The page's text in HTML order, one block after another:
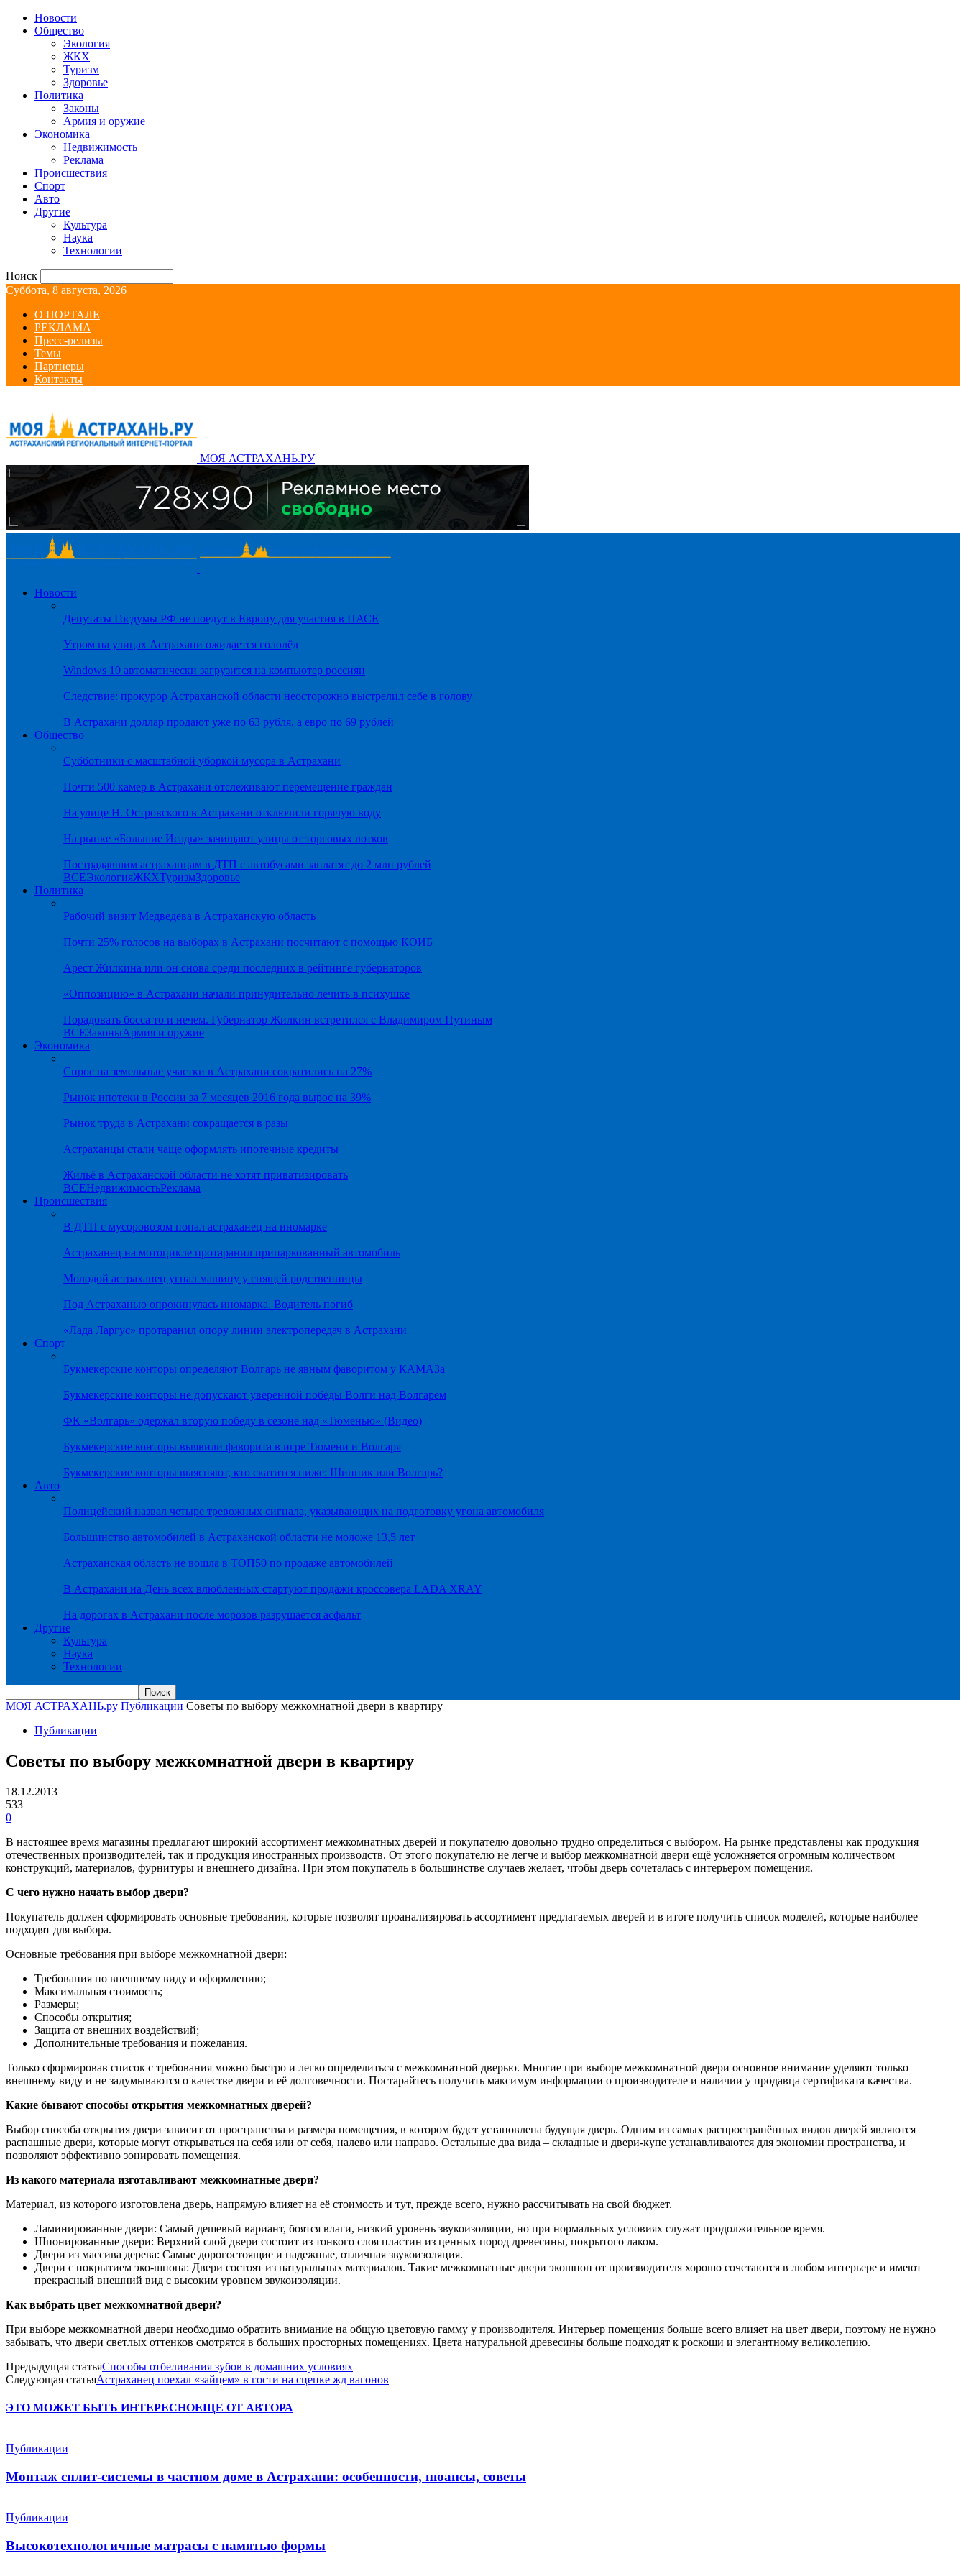
Новости
Общество
Экология
ЖКХ
Туризм
Здоровье
Политика
Законы
Армия и оружие
Экономика
Недвижимость
Реклама
Происшествия
Спорт
Авто
Другие
Культура
Наука
Технологии
Поиск
Суббота, 8 августа, 2026
О ПОРТАЛЕ
РЕКЛАМА
Пресс-релизы
Темы
Партнеры
Контакты
МОЯ АСТРАХАНЬ.РУ
Новости
Депутаты Госдумы РФ не поедут в Европу для участия в ПАСЕ
Утром на улицах Астрахани ожидается гололёд
Windows 10 автоматически загрузится на компьютер россиян
Следствие: прокурор Астраханской области неосторожно выстрелил себе в голову
В Астрахани доллар продают уже по 63 рубля, а евро по 69 рублей
Общество
Субботники с масштабной уборкой мусора в Астрахани
Почти 500 камер в Астрахани отслеживают перемещение граждан
На улице Н. Островского в Астрахани отключили горячую воду
На рынке «Большие Исады» зачищают улицы от торговых лотков
Пострадавшим астраханцам в ДТП с автобусами заплатят до 2 млн рублей
ВСЕЭкологияЖКХТуризмЗдоровье
Политика
Рабочий визит Медведева в Астраханскую область
Почти 25% голосов на выборах в Астрахани посчитают с помощью КОИБ
Арест Жилкина или он снова среди последних в рейтинге губернаторов
«Оппозицию» в Астрахани начали принудительно лечить в психушке
Порадовать босса то и нечем. Губернатор Жилкин встретился с Владимиром Путиным
ВСЕЗаконыАрмия и оружие
Экономика
Спрос на земельные участки в Астрахани сократились на 27%
Рынок ипотеки в России за 7 месяцев 2016 года вырос на 39%
Рынок труда в Астрахани сокращается в разы
Астраханцы стали чаще оформлять ипотечные кредиты
Жильё в Астраханской области не хотят приватизировать
ВСЕНедвижимостьРеклама
Происшествия
В ДТП с мусоровозом попал астраханец на иномарке
Астраханец на мотоцикле протаранил припаркованный автомобиль
Молодой астраханец угнал машину у спящей родственницы
Под Астраханью опрокинулась иномарка. Водитель погиб
«Лада Ларгус» протаранил опору линии электропередач в Астрахани
Спорт
Букмекерские конторы определяют Волгарь не явным фаворитом у КАМАЗа
Букмекерские конторы не допускают уверенной победы Волги над Волгарем
ФК «Волгарь» одержал вторую победу в сезоне над «Тюменью» (Видео)
Букмекерские конторы выявили фаворита в игре Тюмени и Волгаря
Букмекерские конторы выясняют, кто скатится ниже: Шинник или Волгарь?
Авто
Полицейский назвал четыре тревожных сигнала, указывающих на подготовку угона автомобиля
Большинство автомобилей в Астраханской области не моложе 13,5 лет
Астраханская область не вошла в ТОП50 по продаже автомобилей
В Астрахани на День всех влюбленных стартуют продажи кроссовера LADA XRAY
На дорогах в Астрахани после морозов разрушается асфальт
Другие
Культура
Наука
Технологии
МОЯ АСТРАХАНЬ.ру Публикации Советы по выбору межкомнатной двери в квартиру
Публикации
Советы по выбору межкомнатной двери в квартиру
18.12.2013
533
0
В настоящее время магазины предлагают широкий ассортимент межкомнатных дверей и покупателю довольно трудно определиться с выбором. На рынке представлены как продукция
отечественных производителей, так и продукция иностранных производств. От этого покупателю не легче и выбор межкомнатной двери ещё усложняется огромным количеством
конструкций, материалов, фурнитуры и внешнего дизайна. При этом покупатель в большинстве случаев желает, чтобы дверь сочеталась с интерьером помещения.
С чего нужно начать выбор двери?
Покупатель должен сформировать основные требования, которые позволят проанализировать ассортимент предлагаемых дверей и в итоге получить список моделей, которые наиболее
подходят для выбора.
Основные требования при выборе межкомнатной двери:
Требования по внешнему виду и оформлению;
Максимальная стоимость;
Размеры;
Способы открытия;
Защита от внешних воздействий;
Дополнительные требования и пожелания.
Только сформировав список с требования можно быстро и легко определиться с межкомнатной дверью. Многие при выборе межкомнатной двери основное внимание уделяют только
внешнему виду и не задумываются о качестве двери и её долговечности. Постарайтесь получить максимум информации о производителе и наличии у продавца сертификата качества.
Какие бывают способы открытия межкомнатных дверей?
Выбор способа открытия двери зависит от пространства и размера помещения, в котором будет установлена будущая дверь. Одним из самых распространённых видов дверей являются
распашные двери, которые могут открываться на себя или от себя, налево или направо. Остальные два вида – складные и двери-купе устанавливаются для экономии пространства, и
позволяют эффективно зонировать помещения.
Из какого материала изготавливают межкомнатные двери?
Материал, из которого изготовлена дверь, напрямую влияет на её стоимость и тут, прежде всего, нужно рассчитывать на свой бюджет.
Ламинированные двери: Самый дешевый вариант, боятся влаги, низкий уровень звукоизоляции, но при нормальных условиях служат продолжительное время.
Шпонированные двери: Верхний слой двери состоит из тонкого слоя пластин из ценных пород древесины, покрытого лаком.
Двери из массива дерева: Самые дорогостоящие и надежные, отличная звукоизоляция.
Двери с покрытием эко-шпона: Двери состоят из натуральных материалов. Такие межкомнатные двери экошпон от производителя хорошо сочетаются в любом интерьере и имеют
прекрасный внешний вид с высоким уровнем звукоизоляции.
Как выбрать цвет межкомнатной двери?
При выборе межкомнатной двери необходимо обратить внимание на общую цветовую гамму у производителя. Интерьер помещения больше всего влияет на цвет двери, поэтому не нужно
забывать, что двери светлых оттенков смотрятся в больших просторных помещениях. Цвета натуральной древесины больше подходят к роскоши и элегантному великолепию.
Предыдущая статьяСпособы отбеливания зубов в домашних условиях
Следующая статьяАстраханец поехал «зайцем» в гости на сцепке жд вагонов
ЭТО МОЖЕТ БЫТЬ ИНТЕРЕСНОЕЩЕ ОТ АВТОРА
Публикации
Монтаж сплит-системы в частном доме в Астрахани: особенности, нюансы, советы
Публикации
Высокотехнологичные матрасы с памятью формы